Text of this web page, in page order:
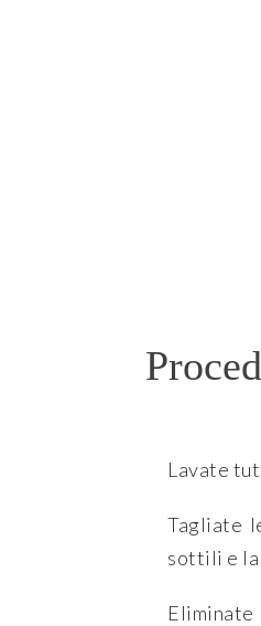
Lavate
Tagliate
sottili e la